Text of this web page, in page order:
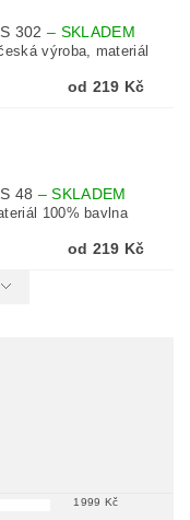
302– SKLADEM
výroba, materiál
od 219 Kč
48 –SKLADEM
100% bavlna
od 219 Kč
1999 Kč